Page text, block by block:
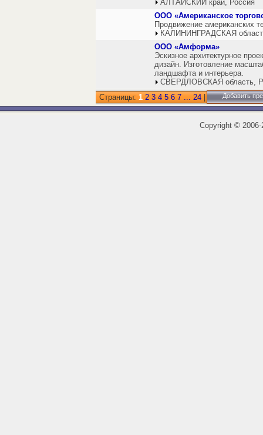
АЛТАЙСКИЙ край, Россия
ООО «Американское
Продвижение американских
КАЛИНИНГРАДСКАЯ
ООО «Амформа»
Эскизное архитектурное
дизайн. Изготовление
ландшафта и интерьера.
СВЕРДЛОВСКАЯ область,
Страницы: 1 2 3 4 5 6 7 ... 24 Добавить
Copyright ©